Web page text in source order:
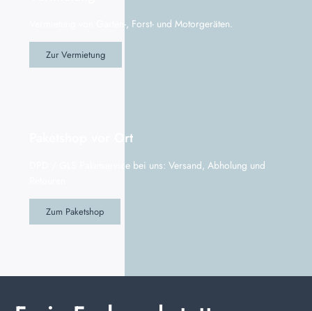
Vermietung von Garten-, Forst- und Motorgeräten.
Zur Vermietung
Paketshop vor Ort
DPD / GLS Paketservice bei uns: Versand, Abholung und
Zum Paketshop